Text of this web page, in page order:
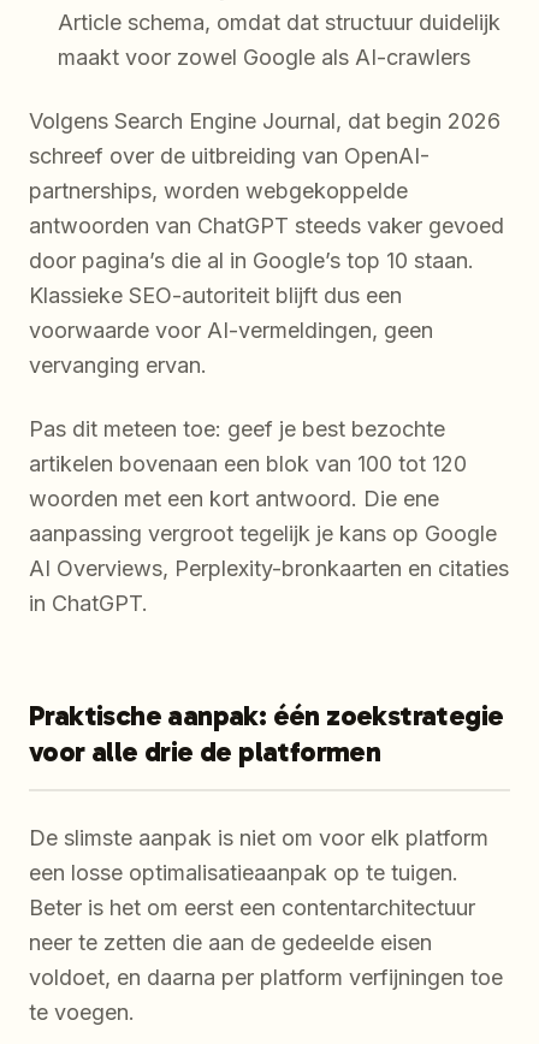
Article schema, omdat dat structuur duidelijk
maakt voor zowel Google als AI-crawlers
Volgens Search Engine Journal, dat begin 2026
schreef over de uitbreiding van OpenAI-
partnerships, worden webgekoppelde
antwoorden van ChatGPT steeds vaker gevoed
door pagina’s die al in Google’s top 10 staan.
Klassieke SEO-autoriteit blijft dus een
voorwaarde voor AI-vermeldingen, geen
vervanging ervan.
Pas dit meteen toe: geef je best bezochte
artikelen bovenaan een blok van 100 tot 120
woorden met een kort antwoord. Die ene
aanpassing vergroot tegelijk je kans op Google
AI Overviews, Perplexity-bronkaarten en citaties
in ChatGPT.
Praktische aanpak: één zoekstrategie
voor alle drie de platformen
De slimste aanpak is niet om voor elk platform
een losse optimalisatieaanpak op te tuigen.
Beter is het om eerst een contentarchitectuur
neer te zetten die aan de gedeelde eisen
voldoet, en daarna per platform verfijningen toe
te voegen.